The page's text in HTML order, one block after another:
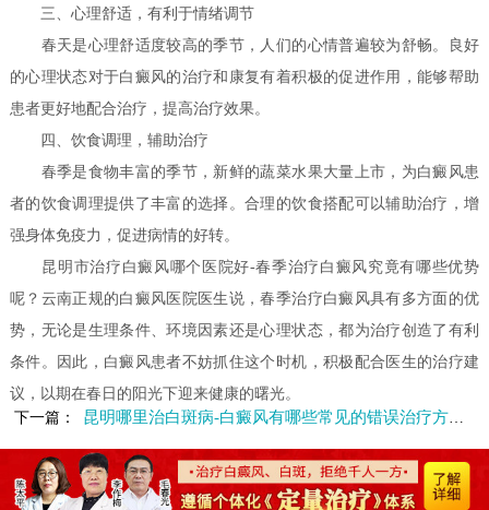
三、心理舒适，有利于情绪调节
春天是心理舒适度较高的季节，人们的心情普遍较为舒畅。良好
的心理状态对于白癜风的治疗和康复有着积极的促进作用，能够帮助
患者更好地配合治疗，提高治疗效果。
四、饮食调理，辅助治疗
春季是食物丰富的季节，新鲜的蔬菜水果大量上市，为白癜风患
者的饮食调理提供了丰富的选择。合理的饮食搭配可以辅助治疗，增
强身体免疫力，促进病情的好转。
昆明市治疗白癜风哪个医院好-春季治疗白癜风究竟有哪些优势
呢？云南正规的白癜风医院医生说，春季治疗白癜风具有多方面的优
势，无论是生理条件、环境因素还是心理状态，都为治疗创造了有利
条件。因此，白癜风患者不妨抓住这个时机，积极配合医生的治疗建
议，以期在春日的阳光下迎来健康的曙光。
下一篇：
昆明哪里治白斑病-白癜风有哪些常见的错误治疗方法呢